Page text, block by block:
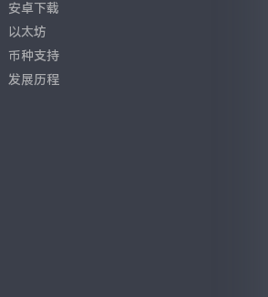
安卓下载
以太坊
币种支持
发展历程